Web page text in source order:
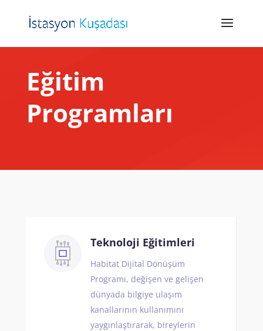
Eğitim
Programları
Teknoloji Eğitimleri
Habitat Dijital Dönüşüm
Programı, değişen ve gelişen
dünyada bilgiye ulaşım
kanallarının kullanımını
yaygınlaştırarak, bireylerin